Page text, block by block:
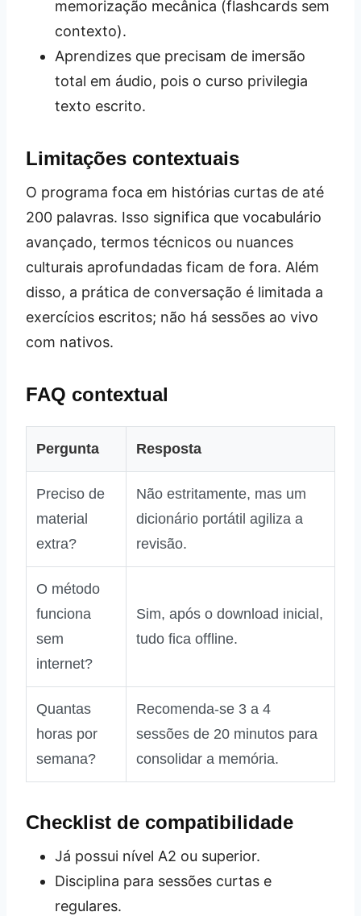
memorização mecânica (flashcards sem
contexto).
Aprendizes que precisam de imersão
total em áudio, pois o curso privilegia
texto escrito.
Limitações contextuais
O programa foca em histórias curtas de até
200 palavras. Isso significa que vocabulário
avançado, termos técnicos ou nuances
culturais aprofundadas ficam de fora. Além
disso, a prática de conversação é limitada a
exercícios escritos; não há sessões ao vivo
com nativos.
FAQ contextual
Pergunta Resposta
Preciso de
material
extra?
Não estritamente, mas um
dicionário portátil agiliza a
revisão.
O método
funciona
sem
internet?
Sim, após o download inicial,
tudo fica offline.
Quantas
horas por
semana?
Recomenda‑se 3 a 4
sessões de 20 minutos para
consolidar a memória.
Checklist de compatibilidade
Já possui nível A2 ou superior.
Disciplina para sessões curtas e
regulares.